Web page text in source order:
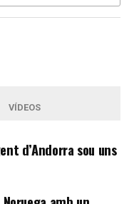
VÍDEOS
d’Andorra sou uns